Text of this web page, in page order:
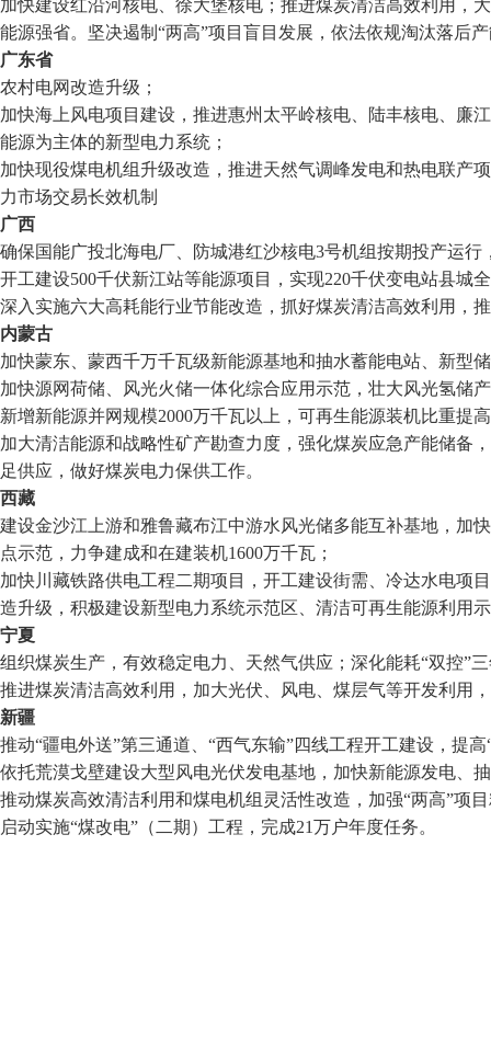
加快建设红沿河核电、徐大堡核电；推进煤炭清洁高效利用，
能源强省。坚决遏制“两高”项目盲目发展，依法依规淘汰落后
广东省
农村电网改造升级；
加快海上风电项目建设，推进惠州太平岭核电、陆丰核电、廉
能源为主体的新型电力系统；
加快现役煤电机组升级改造，推进天然气调峰发电和热电联产
力市场交易长效机制
广西
确保国能广投北海电厂、防城港红沙核电3号机组按期投产运
开工建设500千伏新江站等能源项目，实现220千伏变电站县城
深入实施六大高耗能行业节能改造，抓好煤炭清洁高效利用，
内蒙古
加快蒙东、蒙西千万千瓦级新能源基地和抽水蓄能电站、新型
加快源网荷储、风光火储一体化综合应用示范，壮大风光氢储
新增新能源并网规模2000万千瓦以上，可再生能源装机比重提
加大清洁能源和战略性矿产勘查力度，强化煤炭应急产能储备
足供应，做好煤炭电力保供工作。
西藏
建设金沙江上游和雅鲁藏布江中游水风光储多能互补基地，加
点示范，力争建成和在建装机1600万千瓦；
加快川藏铁路供电工程二期项目，开工建设街需、冷达水电项
造升级，积极建设新型电力系统示范区、清洁可再生能源利用
宁夏
组织煤炭生产，有效稳定电力、天然气供应；深化能耗“双控”
推进煤炭清洁高效利用，加大光伏、风电、煤层气等开发利用
新疆
推动“疆电外送”第三通道、“西气东输”四线工程开工建设，提
依托荒漠戈壁建设大型风电光伏发电基地，加快新能源发电、
推动煤炭高效清洁利用和煤电机组灵活性改造，加强“两高”项
启动实施“煤改电”（二期）工程，完成21万户年度任务。